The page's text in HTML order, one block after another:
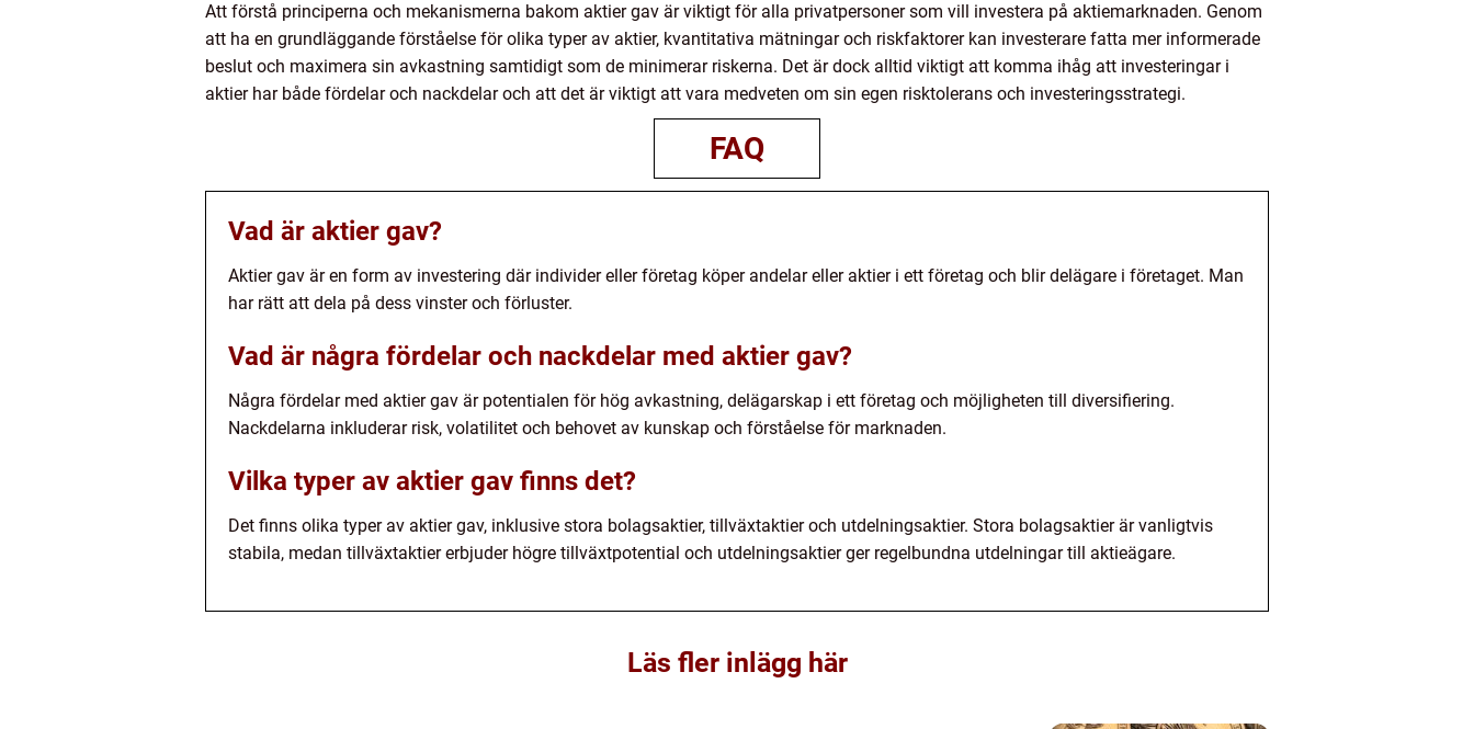
Att förstå principerna och mekanismerna bakom aktier gav är viktigt för alla privatpersoner som vill investera på aktiemarknaden. Genom
att ha en grundläggande förståelse för olika typer av aktier, kvantitativa mätningar och riskfaktorer kan investerare fatta mer informerade
beslut och maximera sin avkastning samtidigt som de minimerar riskerna. Det är dock alltid viktigt att komma ihåg att investeringar i
aktier har både fördelar och nackdelar och att det är viktigt att vara medveten om sin egen risktolerans och investeringsstrategi.
FAQ
Vad är aktier gav?
Aktier gav är en form av investering där individer eller företag köper andelar eller aktier i ett företag och blir delägare i företaget. Man
har rätt att dela på dess vinster och förluster.
Vad är några fördelar och nackdelar med aktier gav?
Några fördelar med aktier gav är potentialen för hög avkastning, delägarskap i ett företag och möjligheten till diversifiering.
Nackdelarna inkluderar risk, volatilitet och behovet av kunskap och förståelse för marknaden.
Vilka typer av aktier gav finns det?
Det finns olika typer av aktier gav, inklusive stora bolagsaktier, tillväxtaktier och utdelningsaktier. Stora bolagsaktier är vanligtvis
stabila, medan tillväxtaktier erbjuder högre tillväxtpotential och utdelningsaktier ger regelbundna utdelningar till aktieägare.
Läs fler inlägg här